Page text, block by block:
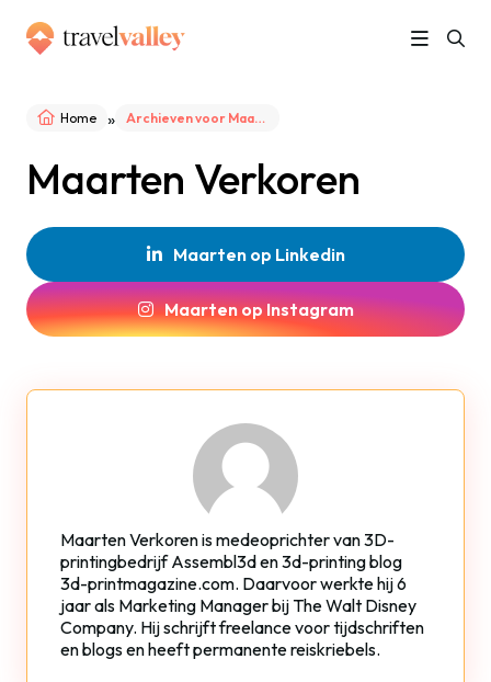
Home » Archieven voor Maarten Verkoren
Maarten Verkoren
Maarten op Linkedin
Maarten op Instagram
Maarten Verkoren is medeoprichter van 3D-
printingbedrijf Assembl3d en 3d-printing blog
3d-printmagazine.com. Daarvoor werkte hij 6
jaar als Marketing Manager bij The Walt Disney
Company. Hij schrijft freelance voor tijdschriften
en blogs en heeft permanente reiskriebels.